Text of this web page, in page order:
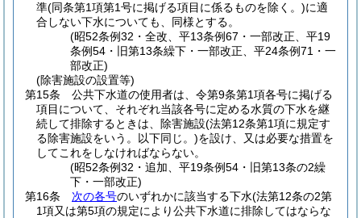
準(同条第1項第1号に掲げる項目に係るものを除く。)に適
合しない下水についても、同様とする。
(昭52条例32・全改、平13条例67・一部改正、平19
条例54・旧第13条繰下・一部改正、平24条例71・一
部改正)
(除害施設の設置等)
第15条
公共下水道の使用者は、令第9条第1項各号に掲げる
項目について、それぞれ当該各号に定める水質の下水を継
続して排除するときは、除害施設(法第12条第1項に規定す
る除害施設をいう。以下同じ。)を設け、又は必要な措置を
してこれをしなければならない。
(昭52条例32・追加、平19条例54・旧第13条の2繰
下・一部改正)
第16条
次の各号のいずれかに該当する下水(法第12条の2第
1項又は第5項の規定により公共下水道に排除してはならな